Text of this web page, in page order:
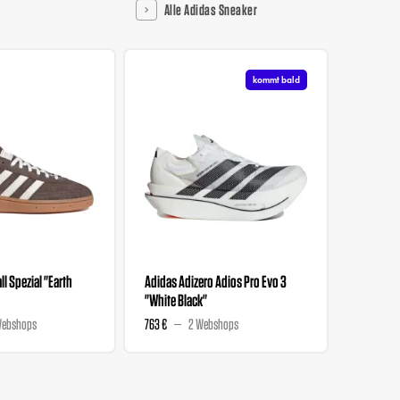
Alle Adidas Sneaker
Spezial "Earth
kommt bald
Adidas Adizero Adios Pro Evo 3
"White Black"
763 € 2 Webshops